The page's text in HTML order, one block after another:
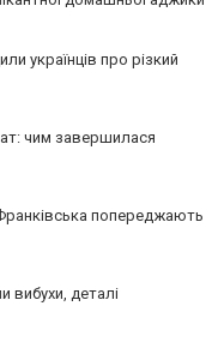
українців про різкий
чим завершилася
попереджають
вибухи, деталі